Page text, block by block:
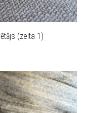
(zelta 1)